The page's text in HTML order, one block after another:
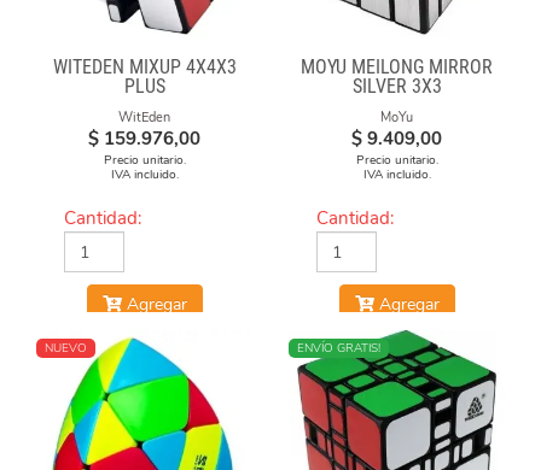
WITEDEN MIXUP 4X4X3
PLUS
WitEden
$ 159.976,00
Precio unitario.
IVA incluido.
Cantidad:
Agregar
MOYU MEILONG MIRROR
SILVER 3X3
MoYu
$ 9.409,00
Precio unitario.
IVA incluido.
Cantidad:
Agregar
NUEVO ENVÍO GRATIS!